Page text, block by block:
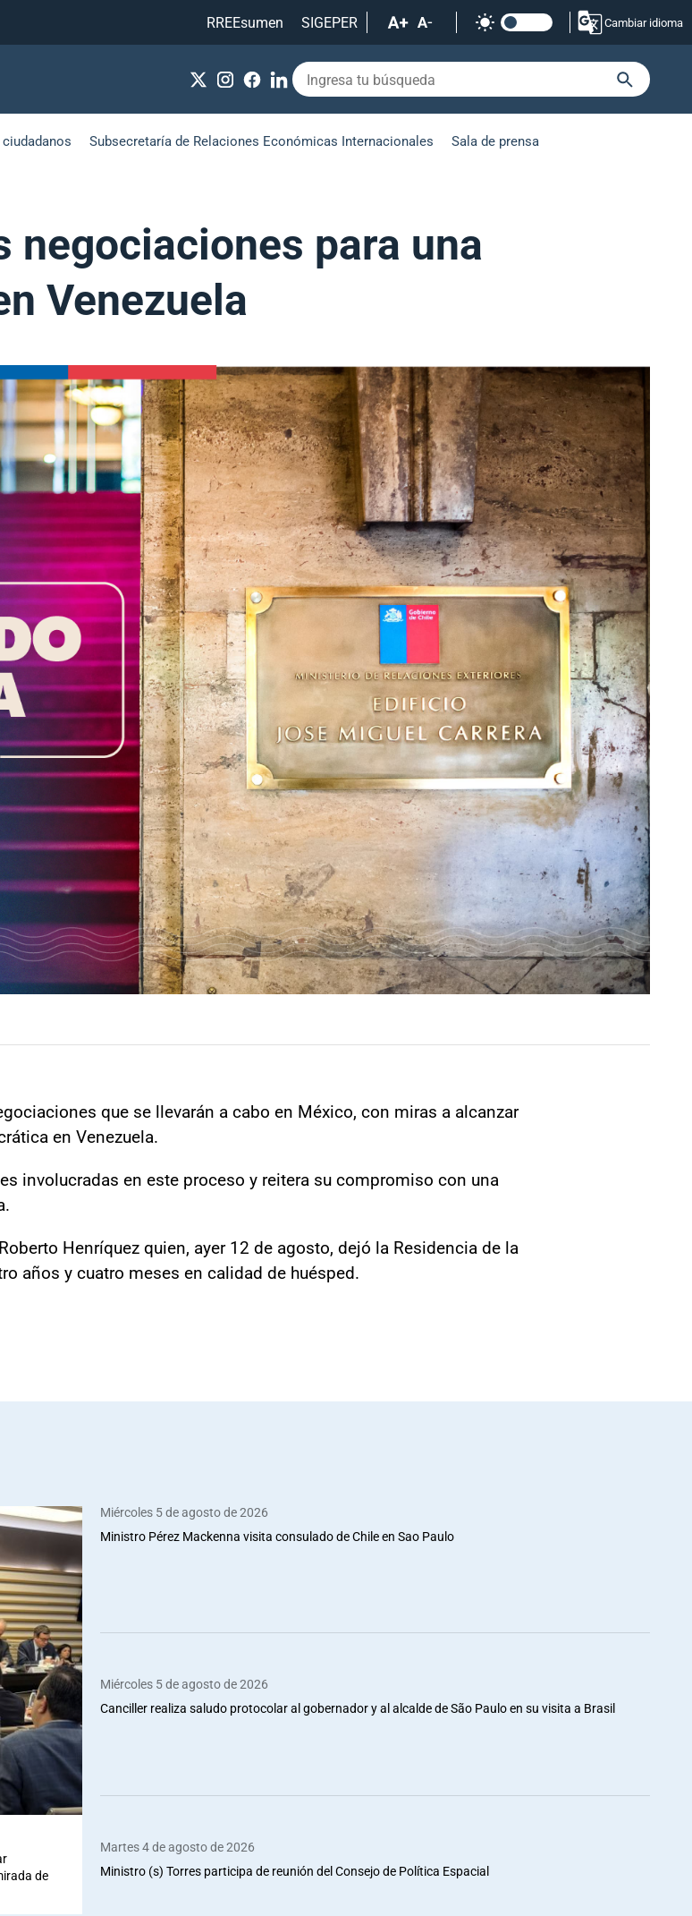
RREEsumen
SIGEPER Cambiar idioma
Subsecretaría de Relaciones Económicas Internacionales Sala de prensa
para una
Venezuela
que se llevarán a cabo en México, con miras a alcanzar
en Venezuela.
involucradas en este proceso y reitera su compromiso con una
Henríquez quien, ayer 12 de agosto, dejó la Residencia de la
años y cuatro meses en calidad de huésped.
de
Miércoles 5 de agosto de 2026
Ministro Pérez Mackenna visita consulado de Chile en Sao Paulo
Miércoles 5 de agosto de 2026
Canciller realiza saludo protocolar al gobernador y al alcalde de São Paulo en su visita a Brasil
Martes 4 de agosto de 2026
Ministro (s) Torres participa de reunión del Consejo de Política Espacial